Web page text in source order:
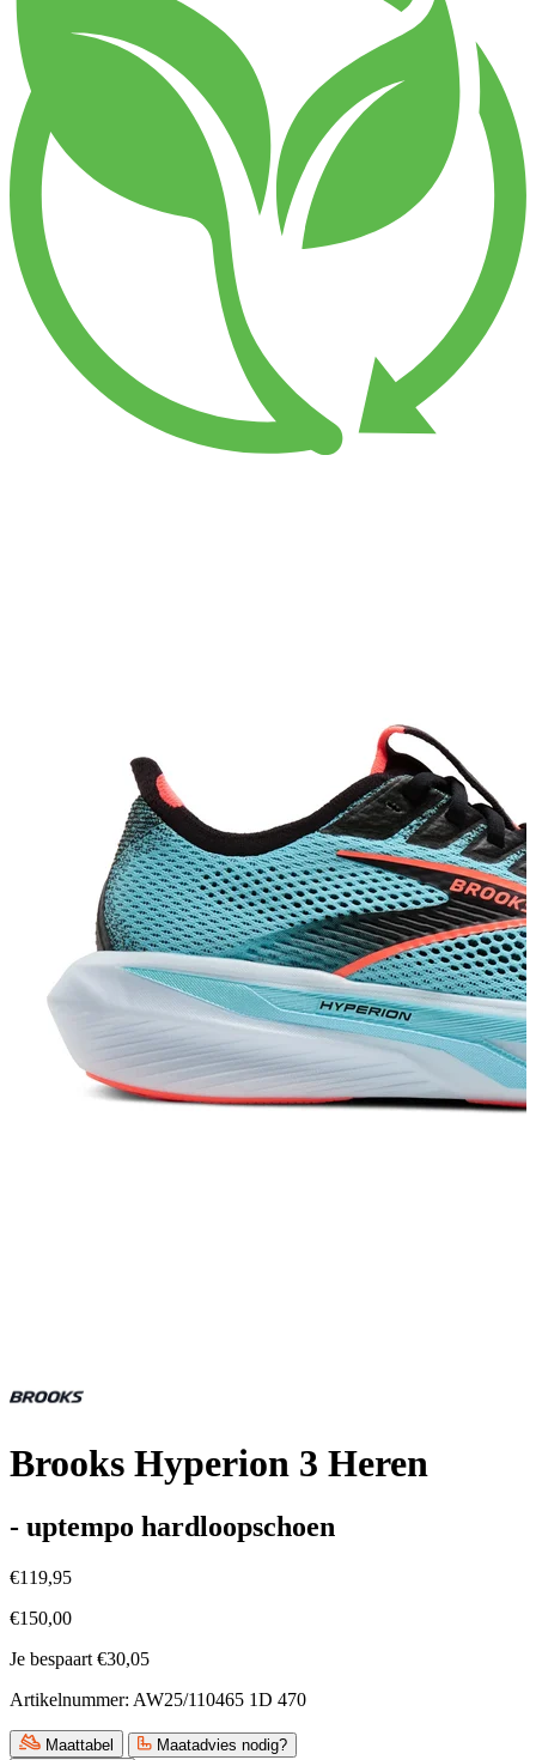
Brooks Hyperion 3 Heren
- uptempo hardloopschoen
€119,95
€150,00
Je bespaart €30,05
Artikelnummer: AW25/110465 1D 470
Maattabel
Maatadvies nodig?